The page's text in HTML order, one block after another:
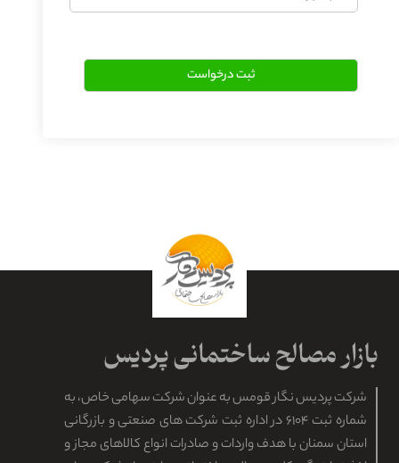
شهر
شرکت پردیس نگار قومس به عنوان شرکت سهامی خاص، به
شماره ثبت ۶۱۰۴ در اداره ثبت شرکت های صنعتی و بازرگانی
استان سمنان با هدف واردات و صادرات انواع کالاهای مجاز و